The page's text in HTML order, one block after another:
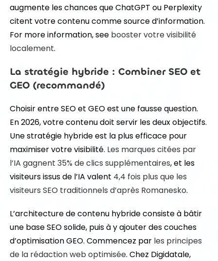
augmente les chances que ChatGPT ou Perplexity
citent votre contenu comme source d’information.
For more information, see booster votre visibilité
localement.
La stratégie hybride : Combiner SEO et
GEO (recommandé)
Choisir entre SEO et GEO est une fausse question.
En 2026, votre contenu doit servir les deux objectifs.
Une stratégie hybride est la plus efficace pour
maximiser votre visibilité. Les marques citées par
l’IA gagnent 35% de clics supplémentaires, et les
visiteurs issus de l’IA valent 4,4 fois plus que les
visiteurs SEO traditionnels d’après Romanesko.
L’architecture de contenu hybride consiste à bâtir
une base SEO solide, puis à y ajouter des couches
d’optimisation GEO. Commencez par les principes
de la rédaction web optimisée. Chez Digidatale,